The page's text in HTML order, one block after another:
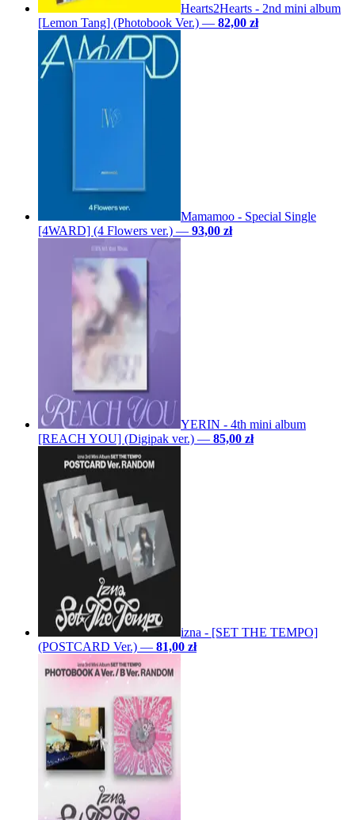
Hearts2Hearts - 2nd mini album
[Lemon Tang] (Photobook Ver.) — 82,00 zł
Mamamoo - Special Single
[4WARD] (4 Flowers ver.) — 93,00 zł
YERIN - 4th mini album
[REACH YOU] (Digipak ver.) — 85,00 zł
izna - [SET THE TEMPO]
(POSTCARD Ver.) — 81,00 zł